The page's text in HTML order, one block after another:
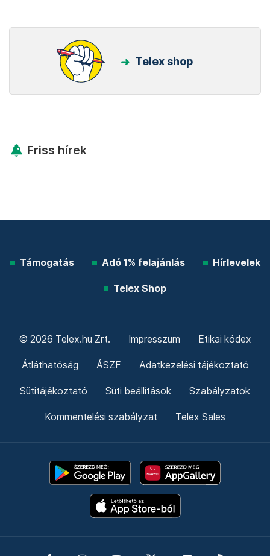
Telex shop
Friss hírek
Támogatás Adó 1% felajánlás Hírlevelek
Telex Shop
© 2026 Telex.hu Zrt. Impresszum Etikai kódex
Átláthatóság ÁSZF Adatkezelési tájékoztató
Sütitájékoztató Süti beállítások Szabályzatok
Kommentelési szabályzat Telex Sales